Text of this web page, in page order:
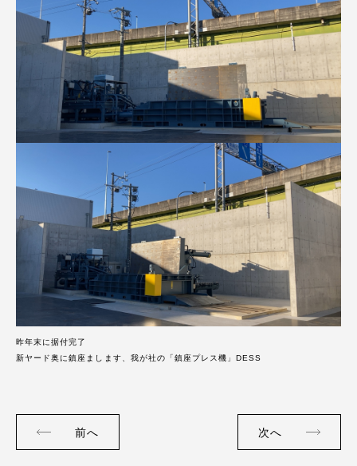
昨年末に据付完了
新ヤード奥に鎮座まします、我が社の「鎮座プレス機」DESS
前へ 次へ